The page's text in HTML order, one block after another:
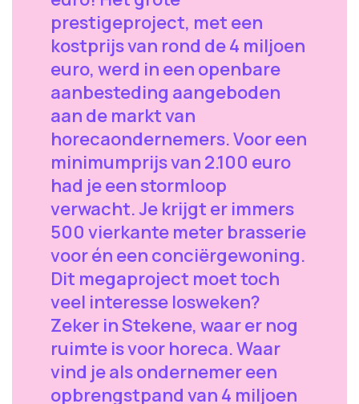
prestigeproject, met een
kostprijs van rond de 4 miljoen
euro, werd in een openbare
aanbesteding aangeboden
aan de markt van
horecaondernemers. Voor een
minimumprijs van 2.100 euro
had je een stormloop
verwacht. Je krijgt er immers
500 vierkante meter brasserie
voor én een conciërgewoning.
Dit megaproject moet toch
veel interesse losweken?
Zeker in Stekene, waar er nog
ruimte is voor horeca. Waar
vind je als ondernemer een
opbrengstpand van 4 miljoen